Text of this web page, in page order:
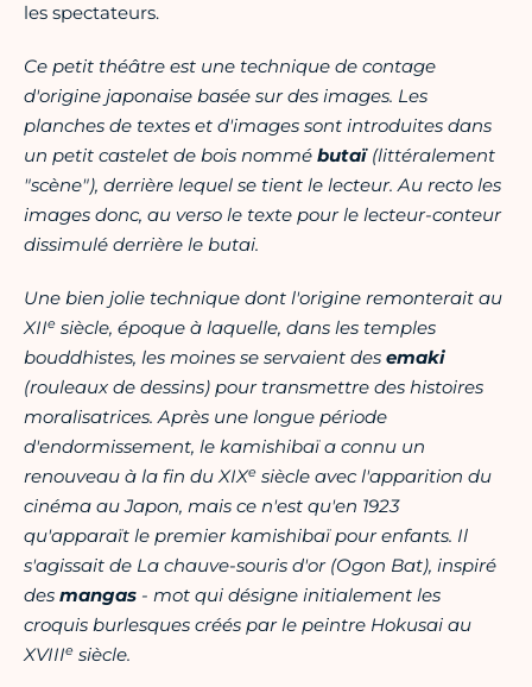
les spectateurs.
Ce petit théâtre est une technique de contage
d'origine japonaise basée sur des images. Les
planches de textes et d'images sont introduites dans
un petit castelet de bois nommé butaï(littéralement
"scène"), derrière lequel se tient le lecteur. Au recto les
images donc, au verso le texte pour le lecteur-conteur
dissimulé derrière le butai.
Une bien jolie technique dont l'origine remonterait au
XIIe siècle, époque à laquelle, dans les temples
bouddhistes, les moines se servaient des emaki
(rouleaux de dessins) pour transmettre des histoires
moralisatrices. Après une longue période
d'endormissement, le kamishibaï a connu un
renouveau à la fin du XIXe siècle avec l'apparition du
cinéma au Japon, mais ce n'est qu'en 1923
qu'apparaït le premier kamishibaï pour enfants. Il
s'agissait de La chauve-souris d'or (Ogon Bat), inspiré
des mangas - mot qui désigne initialement les
croquis burlesques créés par le peintre Hokusai au
XVIIIe siècle.